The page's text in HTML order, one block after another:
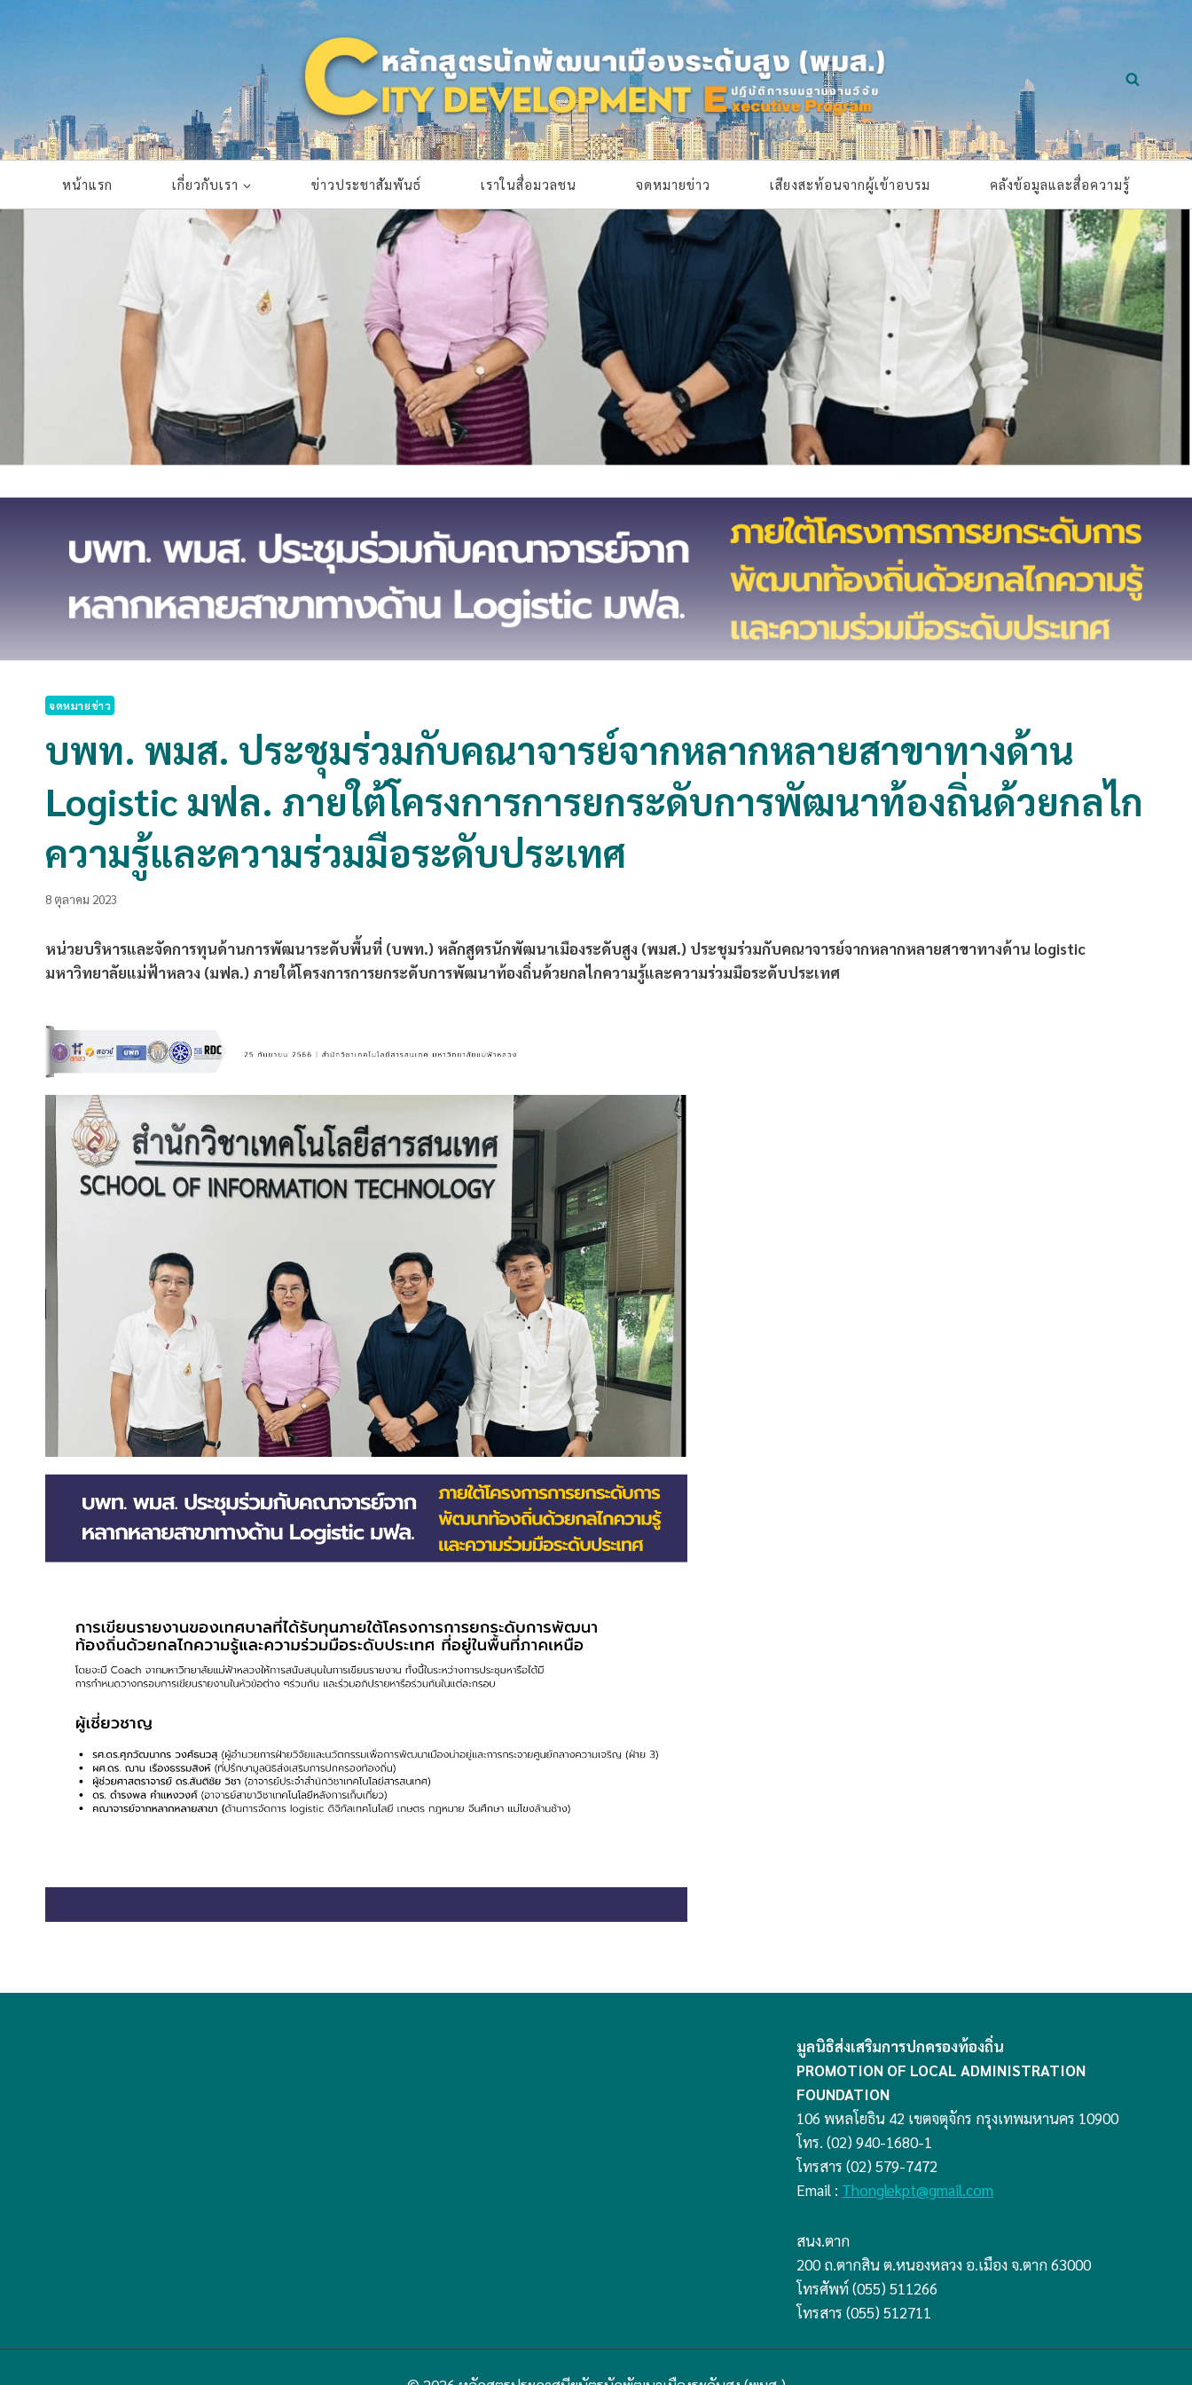
หน้าแรก เกี่ยวกับเรา ข่าวประชาสัมพันธ์ เราในสื่อมวลชน จดหมายข่าว เสียงสะท้อนจากผู้เข้าอบรม คลังข้อมูลและสื่อความรู้
จดหมายข่าว
บพท. พมส. ประชุมร่วมกับคณาจารย์จากหลากหลายสาขาทางด้าน
Logistic มฟล. ภายใต้โครงการการยกระดับการพัฒนาท้องถิ่นด้วยกลไก
ความรู้และความร่วมมือระดับประเทศ
8 ตุลาคม 2023
หน่วยบริหารและจัดการทุนด้านการพัฒนาระดับพื้นที่ (บพท.) หลักสูตรนักพัฒนาเมืองระดับสูง (พมส.) ประชุมร่วมกับคณาจารย์จากหลากหลายสาขาทางด้าน logistic
มหาวิทยาลัยแม่ฟ้าหลวง (มฟล.) ภายใต้โครงการการยกระดับการพัฒนาท้องถิ่นด้วยกลไกความรู้และความร่วมมือระดับประเทศ
มูลนิธิส่งเสริมการปกครองท้องถิ่น
PROMOTION OF LOCAL ADMINISTRATION
FOUNDATION
106 พหลโยธิน 42 เขตจตุจักร กรุงเทพมหานคร 10900
โทร. (02) 940-1680-1
โทรสาร (02) 579-7472
Email : Thonglekpt@gmail.com
สนง.ตาก
200 ถ.ตากสิน ต.หนองหลวง อ.เมือง จ.ตาก 63000
โทรศัพท์ (055) 511266
โทรสาร (055) 512711